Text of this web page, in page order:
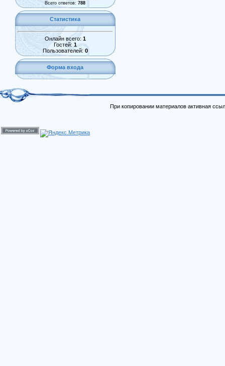
Всего ответов:788
Статистика
Онлайн всего: 1
Гостей: 1
Пользователей: 0
Форма входа
При копировании материалов активная